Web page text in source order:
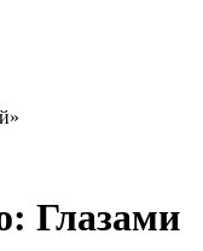
Глазами